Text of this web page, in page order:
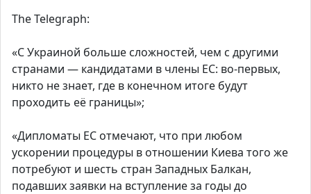
The Telegraph:
«С Украиной больше сложностей, чем с другими
странами — кандидатами в члены ЕС: во-первых,
никто не знает, где в конечном итоге будут
проходить её границы»;
«Дипломаты ЕС отмечают, что при любом
ускорении процедуры в отношении Киева того же
потребуют и шесть стран Западных Балкан,
подавших заявки на вступление за годы до